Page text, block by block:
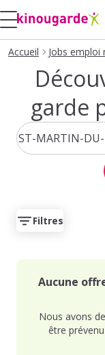
Accueil Jobs emploi
garde
Filtres
Aucune
Nous avons
être